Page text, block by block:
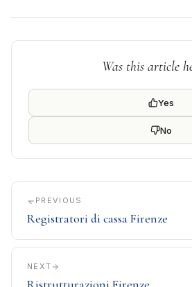
Was this article
Yes
No
PREVIOUS
Registratori di cassa Firenze
NEXT